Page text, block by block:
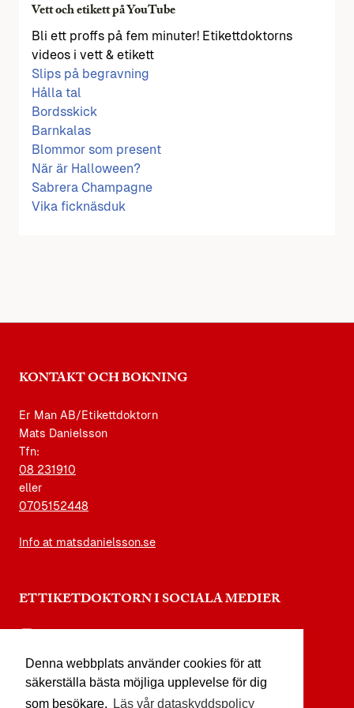
Denna webbplats använder cookies för att
säkerställa bästa möjliga upplevelse för dig
som besökare.
Läs vår dataskyddspolicy
Vett och etikett på YouTube
Bli ett proffs på fem minuter! Etikettdoktorns
videos i vett & etikett
Slips på begravning
Hålla tal
Bordsskick
Barnkalas
Blommor som present
När är Halloween?
Sabrera Champagne
Vika ficknäsduk
KONTAKT OCH BOKNING
Er Man AB/Etikettdoktorn
Mats Danielsson
Tfn:
08 231910
eller
0705152448
Info at matsdanielsson.se
ETTIKETDOKTORN I SOCIALA MEDIER
facebook.com/etikettdoktorn
youtube.com/etikettdoktorn